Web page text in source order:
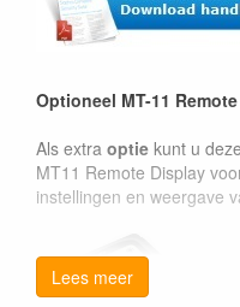
Optioneel MT-11
Als extra optie kunt u
MT11 Remote Display
instellingen en weergave
Lees meer